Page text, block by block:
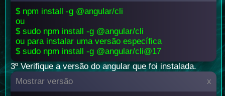
$ npm install -g @angular/cli
ou
$ sudo npm install -g @angular/cli
ou para instalar uma versão específica
$ sudo npm install -g @angular/cli@17
3º Verifique a versão do angular que foi instalada.
Mostrar versão
x